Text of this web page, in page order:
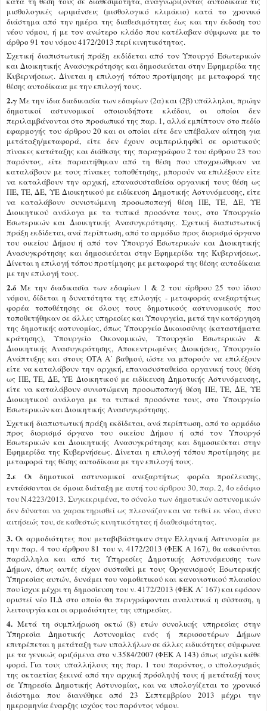
μισθολογικές ωριμάνσεις (μισθολογικό κλιμάκιο) κατά το χρονικό
διάστημα από την ημέρα της διαθεσιμότητας έως και την έκδοση του
νέου νόμου, ή με τον ανώτερο κλάδο που κατέλαβαν σύμφωνα με το
άρθρο 91 του νόμου 4172/2013 περί κινητικότητας.
Σχετική διαπιστωτική πράξη εκδίδεται από τον Υπουργό Εσωτερικών
και Διοικητικής Ανασυγκρότησης και δημοσιεύεται στην Εφημερίδα της
Κυβερνήσεως. Δίνεται η επιλογή τόπου προτίμησης με μεταφορά της
θέσης αυτοδίκαια με την επιλογή τους.
2.γ Με την ίδια διαδικασία των εδαφίων (2α) και (2β) υπάλληλοι, πρώην
δημοτικοί αστυνομικοί οποιουδήποτε κλάδου, οι οποίοι δεν
περιλαμβάνονται στο προσωπικό της παρ. 1, αλλά εμπίπτουν στο πεδίο
εφαρμογής του άρθρου 20 και οι οποίοι είτε δεν υπέβαλαν αίτηση για
μετάταξη/μεταφορά, είτε δεν έχουν συμπεριληφθεί σε οριστικούς
πίνακες κατάταξης και διάθεσης της παραγράφου 2 του άρθρου 23 του
παρόντος, είτε παραιτήθηκαν από τη θέση που υποχρεώθηκαν να
καταλάβουν με τους πίνακες τοποθέτησης, μπορούν να επιλέξουν είτε
να καταλάβουν την αρχική, επανασυσταθείσα οργανική τους θέση ως
ΠΕ, ΤΕ, ΔΕ, ΥΕ Διοικητικού με ειδίκευση Δημοτικής Αστυνόμευσης, είτε
να καταλάβουν συνιστώμενη προσωποπαγή θέση ΠΕ, ΤΕ, ΔΕ, ΥΕ
Διοικητικού ανάλογα με τα τυπικά προσόντα τους, στο Υπουργείο
Εσωτερικών και Διοικητικής Ανασυγκρότησης. Σχετική διαπιστωτική
πράξη εκδίδεται, ανά περίπτωση, από το αρμόδιο προς διορισμό όργανο
του οικείου Δήμου ή από τον Υπουργό Εσωτερικών και Διοικητικής
Ανασυγκρότησης και δημοσιεύεται στην Εφημερίδα της Κυβερνήσεως.
Δίνεται η επιλογή τόπου προτίμησης με μεταφορά της θέσης αυτοδίκαια
με την επιλογή τους.
2.δΜε την διαδικασία των εδαφίων 1 & 2 του άρθρου 25 του ίδιου
νόμου, δίδεται η δυνατότητα της επιλογής - μεταφοράς ανεξαρτήτως
φορέα τοποθέτησης σε όλους τους δημοτικούς αστυνομικούς που
τοποθετήθηκαν σε άλλες υπηρεσίες και Υπουργεία, μετά την κατάργηση
της δημοτικής αστυνομίας, όπως Υπουργείο Δικαιοσύνης (καταστήματα
κράτησης), Υπουργείο Οικονομικών, Υπουργείο Εσωτερικών &
Διοικητικής Ανασυγκρότησης, Αποκεντρωμένες Διοικήσεις, Υπουργείο
Ανάπτυξης και στους ΟΤΑ Α΄ βαθμού, ώστε να μπορούν να επιλέξουν
είτε να καταλάβουν την αρχική, επανασυσταθείσα οργανική τους θέση
ως ΠΕ, ΤΕ, ΔΕ, ΥΕ Διοικητικού με ειδίκευση Δημοτικής Αστυνόμευσης,
είτε να καταλάβουν συνιστώμενη προσωποπαγή θέση ΠΕ, ΤΕ, ΔΕ, ΥΕ
Διοικητικού ανάλογα με τα τυπικά προσόντα τους, στο Υπουργείο
Εσωτερικών και Διοικητικής Ανασυγκρότησης.
Σχετική διαπιστωτική πράξη εκδίδεται, ανά περίπτωση, από το αρμόδιο
προς διορισμό όργανο του οικείου Δήμου ή από τον Υπουργό
Εσωτερικών και Διοικητικής Ανασυγκρότησης και δημοσιεύεται στην
Εφημερίδα της Κυβερνήσεως. Δίνεται η επιλογή τόπου προτίμησης με
μεταφορά της θέσης αυτοδίκαια με την επιλογή τους.
2.ε Οι δημοτικοί αστυνομικοί ανεξαρτήτως φορέα προέλευσης,
εντάσσονται σε όμοια διάταξη με αυτή του άρθρου 30, παρ. 2, 4ο εδάφιο
του Ν.4223/2013. Συγκεκριμένα, το σύνολο των δημοτικών αστυνομικών
δεν δύναται να χαρακτηρισθεί ως πλεονάζον και να τεθεί εκ νέου, άνευ
αιτήσεώς του, σε καθεστώς κινητικότητας ή διαθεσιμότητας.
3. Οι αρμοδιότητες που μεταβιβάστηκαν στην Ελληνική Αστυνομία με
την παρ. 4 του άρθρου 81 του ν. 4172/2013 (ΦΕΚ Α 167), θα ασκούνται
παράλληλα και από τις Υπηρεσίες Δημοτικής Αστυνόμευσης των
Δήμων, όπως αυτές είχαν συσταθεί με τους Οργανισμούς Εσωτερικής
Υπηρεσίας αυτών, δυνάμει του νομοθετικού και κανονιστικού πλαισίου
που ίσχυε μέχρι τη δημοσίευση του ν. 4172/2013 (ΦΕΚ Α΄ 167) και εφόσον
οριστεί νέο Π.Δ στο οποίο θα περιγράφονται αναλυτικά η σύσταση, η
λειτουργία και οι αρμοδιότητες της υπηρεσίας.
4. Μετά τη συμπλήρωση οκτώ (8) ετών συνολικής υπηρεσίας στην
Υπηρεσία Δημοτικής Αστυνομίας ενός ή περισσοτέρων Δήμων
επιτρέπεται η μετάταξη των υπαλλήλων σε άλλες ειδικότητες σύμφωνα
με τα γενικώς οριζόμενα στο ν.3584/2007 (ΦΕΚ Α 143) όπως ισχύει κάθε
φορά. Για τους υπαλλήλους της παρ. 1 του παρόντος, ο υπολογισμός
της οκταετίας ξεκινά από την αρχική πρόσληψή τους ή μετάταξή τους
σε Υπηρεσία Δημοτικής Αστυνομίας, και να υπολογίζεται το χρονικό
διάστημα που διανύθηκε από 23 Σεπτεμβρίου 2013 μέχρι την
ημερομηνία έναρξης ισχύος του παρόντος νόμου.